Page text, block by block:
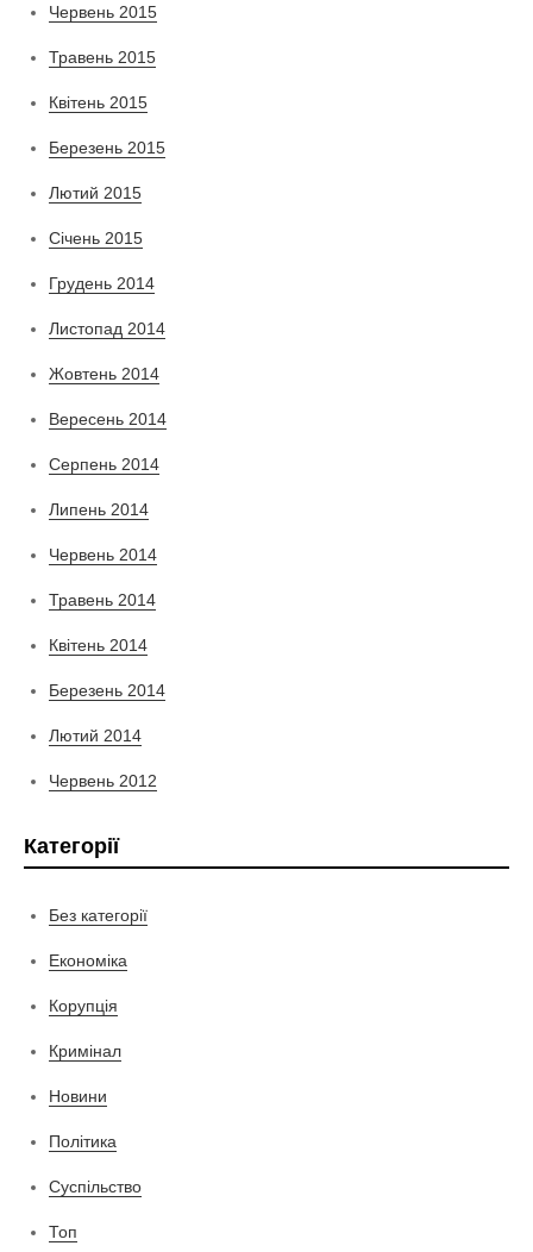
Червень 2015
Травень 2015
Квітень 2015
Березень 2015
Лютий 2015
Січень 2015
Грудень 2014
Листопад 2014
Жовтень 2014
Вересень 2014
Серпень 2014
Липень 2014
Червень 2014
Травень 2014
Квітень 2014
Березень 2014
Лютий 2014
Червень 2012
Категорії
Без категорії
Економіка
Корупція
Кримінал
Новини
Політика
Суспільство
Топ